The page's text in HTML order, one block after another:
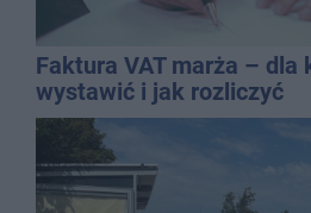
Faktura VAT marża – dla
wystawić i jak rozliczyć